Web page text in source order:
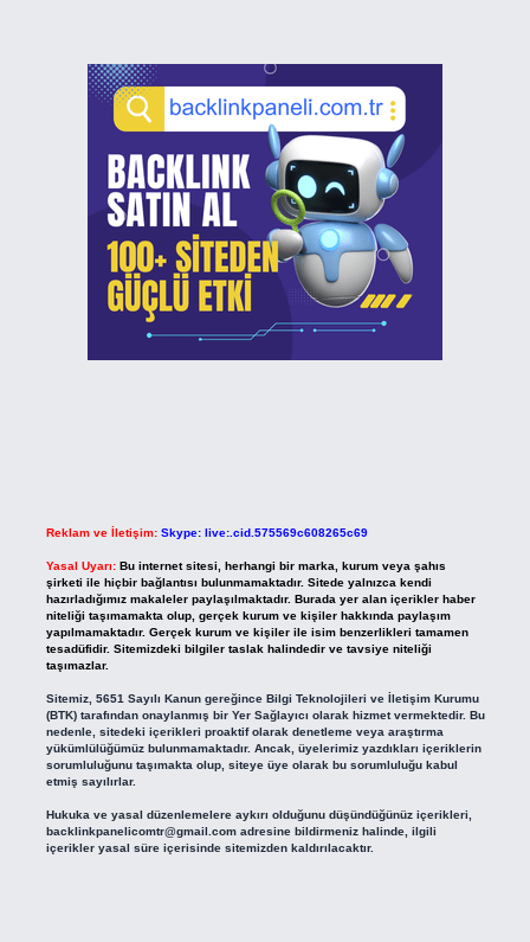
Reklam ve İletişim: Skype: live:.cid.575569c608265c69
Yasal Uyarı: Bu internet sitesi, herhangi bir marka, kurum veya şahıs
şirketi ile hiçbir bağlantısı bulunmamaktadır. Sitede yalnızca kendi
hazırladığımız makaleler paylaşılmaktadır. Burada yer alan içerikler haber
niteliği taşımamakta olup, gerçek kurum ve kişiler hakkında paylaşım
yapılmamaktadır. Gerçek kurum ve kişiler ile isim benzerlikleri tamamen
tesadüfidir. Sitemizdeki bilgiler taslak halindedir ve tavsiye niteliği
taşımazlar.
Sitemiz, 5651 Sayılı Kanun gereğince Bilgi Teknolojileri ve İletişim Kurumu
(BTK) tarafından onaylanmış bir Yer Sağlayıcı olarak hizmet vermektedir. Bu
nedenle, sitedeki içerikleri proaktif olarak denetleme veya araştırma
yükümlülüğümüz bulunmamaktadır. Ancak, üyelerimiz yazdıkları içeriklerin
sorumluluğunu taşımakta olup, siteye üye olarak bu sorumluluğu kabul
etmiş sayılırlar.
Hukuka ve yasal düzenlemelere aykırı olduğunu düşündüğünüz içerikleri,
backlinkpanelicomtr@gmail.comadresine bildirmeniz halinde, ilgili
içerikler yasal süre içerisinde sitemizden kaldırılacaktır.